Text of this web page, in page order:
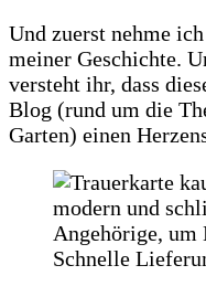
Und zuerst nehme
meiner Geschichte.
versteht ihr, dass
Blog (rund um die
Garten) einen